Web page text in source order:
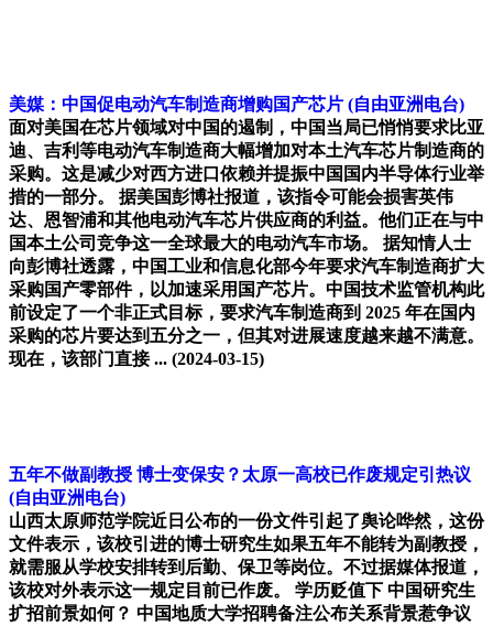
美媒：中国促电动汽车制造商增购国产芯片 (自由亚洲电台)
面对美国在芯片领域对中国的遏制，中国当局已悄悄要求比亚
迪、吉利等电动汽车制造商大幅增加对本土汽车芯片制造商的
采购。这是减少对西方进口依赖并提振中国国内半导体行业举
措的一部分。 据美国彭博社报道，该指令可能会损害英伟
达、恩智浦和其他电动汽车芯片供应商的利益。他们正在与中
国本土公司竞争这一全球最大的电动汽车市场。 据知情人士
向彭博社透露，中国工业和信息化部今年要求汽车制造商扩大
采购国产零部件，以加速采用国产芯片。中国技术监管机构此
前设定了一个非正式目标，要求汽车制造商到 2025 年在国内
采购的芯片要达到五分之一，但其对进展速度越来越不满意。
现在，该部门直接 ... (2024-03-15)
五年不做副教授 博士变保安？太原一高校已作废规定引热议
(自由亚洲电台)
山西太原师范学院近日公布的一份文件引起了舆论哗然，这份
文件表示，该校引进的博士研究生如果五年不能转为副教授，
就需服从学校安排转到后勤、保卫等岗位。不过据媒体报道，
该校对外表示这一规定目前已作废。 学历贬值下 中国研究生
扩招前景如何？ 中国地质大学招聘备注公布关系背景惹争议